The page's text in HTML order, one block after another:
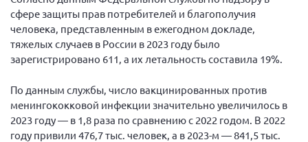
сфере защиты прав потребителей и благополучия
человека, представленным в ежегодном докладе,
тяжелых случаев в России в 2023 году было
зарегистрировано 611, а их летальность составила 19%.
По данным службы, число вакцинированных против
менингококковой инфекции значительно увеличилось в
2023 году — в 1,8 раза по сравнению с 2022 годом. В 2022
году привили 476,7 тыс. человек, а в 2023-м — 841,5 тыс.